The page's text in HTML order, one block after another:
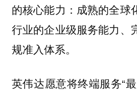
的核心能力：成熟的全球
行业的企业级服务能力、
规准入体系。
英伟达愿意将终端服务“